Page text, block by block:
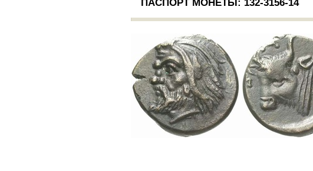
ПАСПОРТ МОНЕТЫ: 132-3156-14